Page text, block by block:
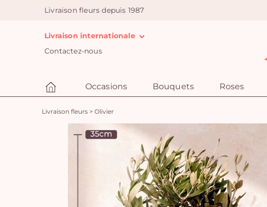
Livraison fleurs depuis 1987
Livraison internationale
Contactez-nous
Occasions Bouquets Roses
Livraison fleurs > Olivier